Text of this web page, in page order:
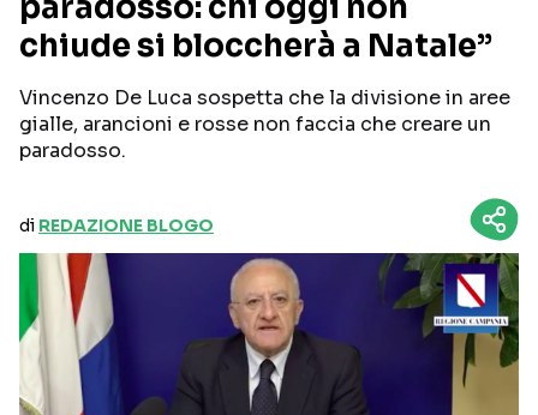
Seguici sui social
chiude si bloccherà a Natale”
Vincenzo De Luca sospetta che la divisione in aree
gialle, arancioni e rosse non faccia che creare un
paradosso.
di REDAZIONE BLOGO